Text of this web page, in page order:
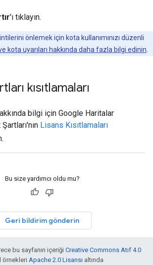
'ı tıklayın.
önlemek için kota kullanımınızı düzenli
kota uyarıları hakkında daha fazla bilgi edinin
kısıtlamaları
bilgi için Google Haritalar
Lisans Kısıtlamaları
Bu size yardımcı oldu mu?
Geri bildirim gönderin
bu sayfanın içeriği Creative Commons Atıf 4.0
örnekleri Apache 2.0 Lisansı altında